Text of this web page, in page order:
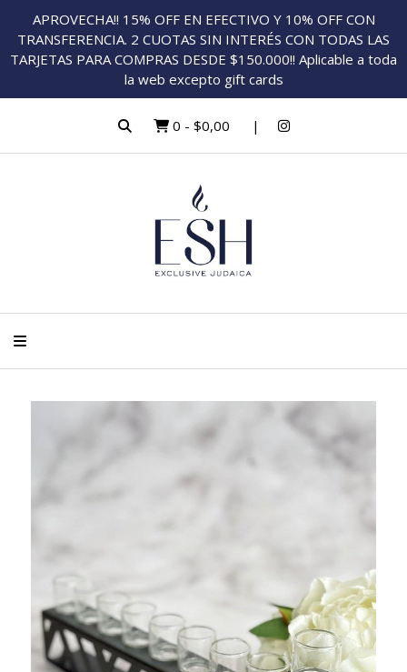
APROVECHA!! 15% OFF EN EFECTIVO Y 10% OFF CON
TRANSFERENCIA. 2 CUOTAS SIN INTERÉS CON TODAS LAS
TARJETAS PARA COMPRAS DESDE $150.000!! Aplicable a toda
la web excepto gift cards
0 - $0,00